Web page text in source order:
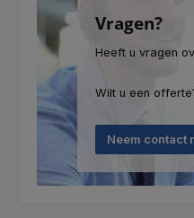
Vragen?
Heeft u vragen
Wilt u een
Neem contact